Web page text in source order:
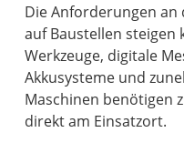
Die Anforderungen
auf Baustellen
Werkzeuge, digitale
Akkusysteme und
Maschinen benötigen
direkt am Einsatzort.